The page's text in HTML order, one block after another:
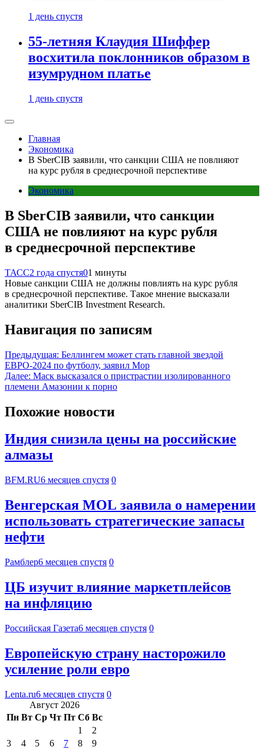
1 день спустя
55-летняя Клаудия Шиффер
восхитила поклонников образом в
изумрудном платье
1 день спустя
Главная
Экономика
В SberCIB заявили, что санкции США не повлияют
на курс рубля в среднесрочной перспективе
Экономика
В SberCIB заявили, что санкции
США не повлияют на курс рубля
в среднесрочной перспективе
ТАСС2 года спустя01 минуты
Новые санкции США не должны повлиять на курс рубля
в среднесрочной перспективе. Такое мнение высказали
аналитики SberCIB Investment Research.
Навигация по записям
Предыдущая: Беллингем может стать главной звездой
ЕВРО‑2024 по футболу, заявил Мор
Далее: Маск высказался о пристрастии изолированного
племени Амазонии к порно
Похожие новости
Индия снизила цены на российские
алмазы
BFM.RU6 месяцев спустя 0
Венгерская MOL заявила о намерении
использовать стратегические запасы
нефти
Рамблер6 месяцев спустя 0
ЦБ изучит влияние маркетплейсов
на инфляцию
Российская Газета6 месяцев спустя 0
Европейскую страну насторожило
усиление роли евро
Lenta.ru6 месяцев спустя 0
Август 2026
Пн Вт Ср Чт Пт Сб Вс
1
2
3
4 5 6 7 8
9